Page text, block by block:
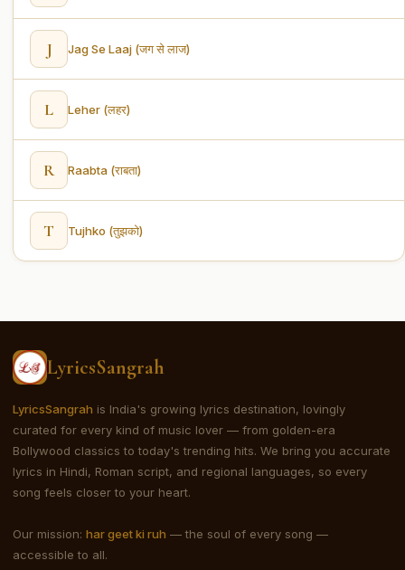
J Jag Se Laaj (जग से लाज)
L Leher (लहर)
R Raabta (राबता)
T Tujhko (तुझको)
LyricsSangrah
LyricsSangrah is India's growing lyrics destination, lovingly
curated for every kind of music lover — from golden-era
Bollywood classics to today's trending hits. We bring you accurate
lyrics in Hindi, Roman script, and regional languages, so every
song feels closer to your heart.
Our mission: har geet ki ruh — the soul of every song —
accessible to all.